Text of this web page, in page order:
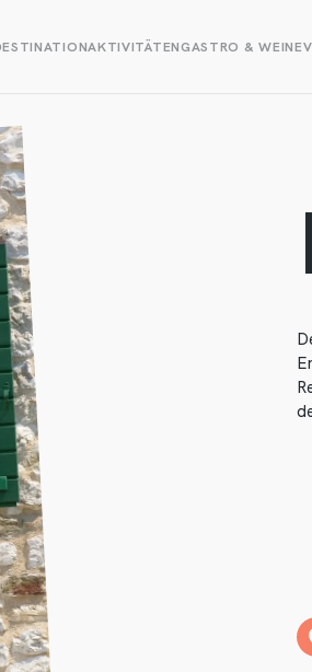
AKTIVITÄTENGASTRO & WEIN